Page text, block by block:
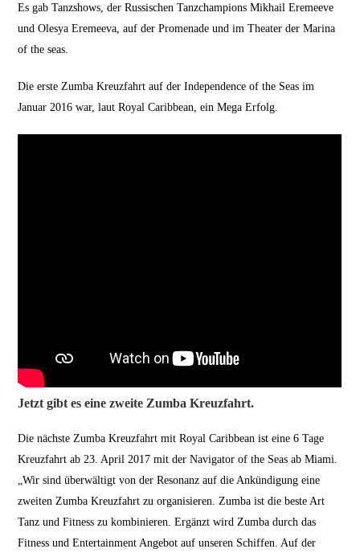
Es gab Tanzshows, der Russischen Tanzchampions Mikhail Eremeeve
und Olesya Eremeeva, auf der Promenade und im Theater der Marina
of the seas.
Die erste Zumba Kreuzfahrt auf der Independence of the Seas im
Januar 2016 war, laut Royal Caribbean, ein Mega Erfolg.
Jetzt gibt es eine zweite Zumba Kreuzfahrt.
Die nächste Zumba Kreuzfahrt mit Royal Caribbean ist eine 6 Tage
Kreuzfahrt ab 23. April 2017 mit der Navigator of the Seas ab Miami.
„Wir sind überwältigt von der Resonanz auf die Ankündigung eine
zweiten Zumba Kreuzfahrt zu organisieren. Zumba ist die beste Art
Tanz und Fitness zu kombinieren. Ergänzt wird Zumba durch das
Fitness und Entertainment Angebot auf unseren Schiffen. Auf der